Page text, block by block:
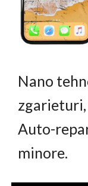
Nano
zgarieturi,
Auto-
minore.